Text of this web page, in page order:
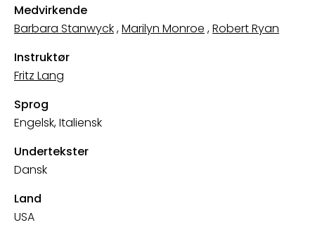
Medvirkende
Barbara Stanwyck,Marilyn Monroe ,Robert Ryan
Instruktør
Fritz Lang
Sprog
Engelsk, Italiensk
Undertekster
Dansk
Land
USA